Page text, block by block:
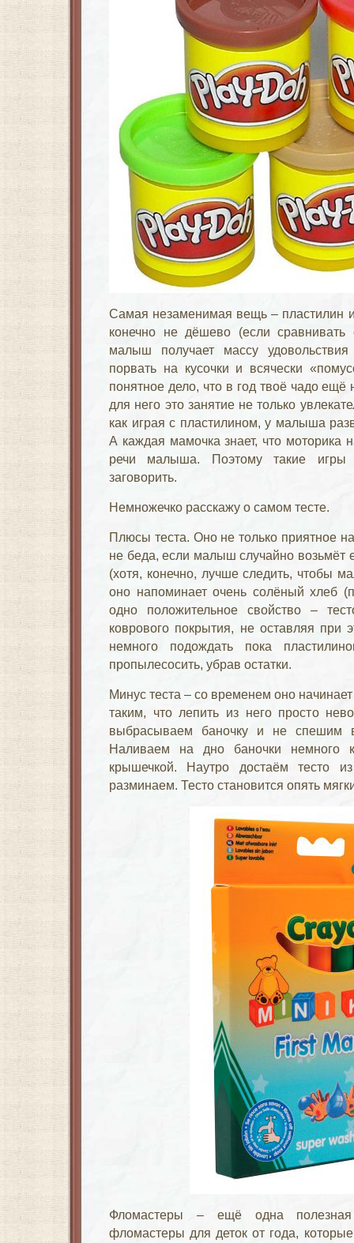
Самая незаменимая вещь – пластилин
конечно не дёшево (если
малыш получает массу
порвать на кусочки и всячески
понятное дело, что в год твоё чадо ещё
для него это занятие не только
как играя с пластилином, у малыша
А каждая мамочка знает, что моторика
речи малыша. Поэтому такие
заговорить.
Немножечко расскажу о самом тесте.
Плюсы теста. Оно не только приятное
не беда, если малыш случайно возьмёт
(хотя, конечно, лучше следить, чтобы
оно напоминает очень солёный хлеб
одно положительное свойство –
коврового покрытия, не оставляя при
немного подождать пока
пропылесосить, убрав остатки.
Минус теста – со временем оно начинает
таким, что лепить из него просто
выбрасываем баночку и не спешим
Наливаем на дно баночки немного
крышечкой. Наутро достаём тесто
разминаем. Тесто становится опять
Фломастеры – ещё одна
фломастеры для деток от года,